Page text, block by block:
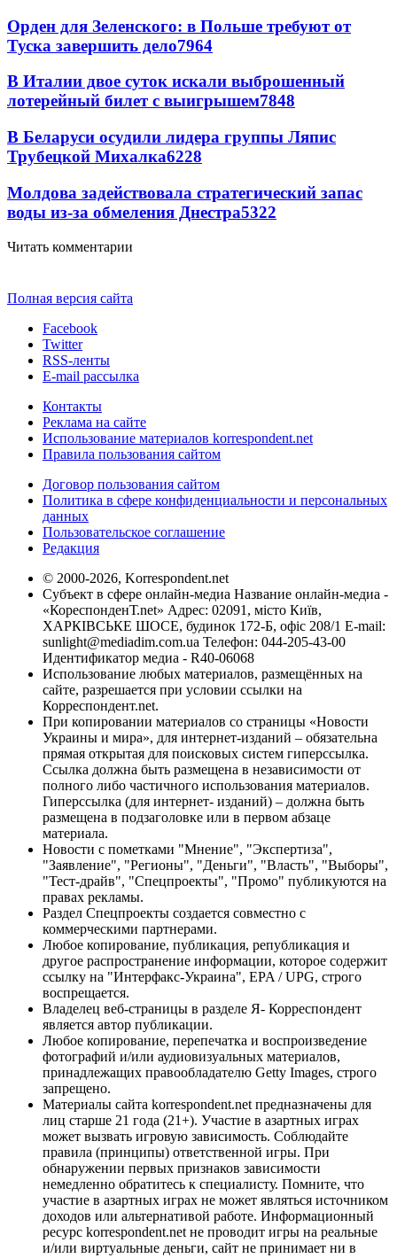
Орден для Зеленского: в Польше требуют от
Туска завершить дело7964
В Италии двое суток искали выброшенный
лотерейный билет с выигрышем7848
В Беларуси осудили лидера группы Ляпис
Трубецкой Михалка6228
Молдова задействовала стратегический запас
воды из-за обмеления Днестра5322
Читать комментарии
Полная версия сайта
Facebook
Twitter
RSS-ленты
E-mail рассылка
Контакты
Реклама на сайте
Использование материалов korrespondent.net
Правила пользования сайтом
Договор пользования сайтом
Политика в сфере конфиденциальности и персональных
данных
Пользовательское соглашение
Редакция
© 2000-2026, Korrespondent.net
Субъект в сфере онлайн-медиа Название онлайн-медиа -
«КореспонденТ.net» Адрес: 02091, місто Київ,
ХАРКІВСЬКЕ ШОСЕ, будинок 172-Б, офіс 208/1 E-mail:
sunlight@mediadim.com.ua Телефон: 044-205-43-00
Идентификатор медиа - R40-06068
Использование любых материалов, размещённых на
сайте, разрешается при условии ссылки на
Корреспондент.net.
При копировании материалов со страницы «Новости
Украины и мира», для интернет-изданий – обязательна
прямая открытая для поисковых систем гиперссылка.
Ссылка должна быть размещена в независимости от
полного либо частичного использования материалов.
Гиперссылка (для интернет- изданий) – должна быть
размещена в подзаголовке или в первом абзаце
материала.
Новости с пометками "Мнение", "Экспертиза",
"Заявление", "Регионы", "Деньги", "Власть", "Выборы",
"Тест-драйв", "Спецпроекты", "Промо" публикуются на
правах рекламы.
Раздел Спецпроекты создается совместно с
коммерческими партнерами.
Любое копирование, публикация, републикация и
другое распространение информации, которое содержит
ссылку на "Интерфакс-Украина", EPA / UPG, строго
воспрещается.
Владелец веб-страницы в разделе Я- Корреспондент
является автор публикации.
Любое копирование, перепечатка и воспроизведение
фотографий и/или аудиовизуальных материалов,
принадлежащих правообладателю Getty Images, строго
запрещено.
Материалы сайта korrespondent.net предназначены для
лиц старше 21 года (21+). Участие в азартных играх
может вызвать игровую зависимость. Соблюдайте
правила (принципы) ответственной игры. При
обнаружении первых признаков зависимости
немедленно обратитесь к специалисту. Помните, что
участие в азартных играх не может являться источником
доходов или альтернативой работе. Информационный
ресурс korrespondent.net не проводит игры на реальные
и/или виртуальные деньги, сайт не принимает ни в